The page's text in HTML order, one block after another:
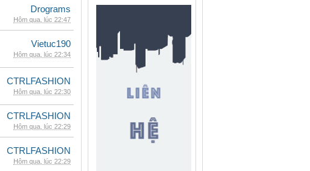
Drograms
Hôm qua, lúc 22:47
Vietuc190
Hôm qua, lúc 22:34
CTRLFASHION
Hôm qua, lúc 22:30
CTRLFASHION
Hôm qua, lúc 22:29
CTRLFASHION
Hôm qua, lúc 22:29